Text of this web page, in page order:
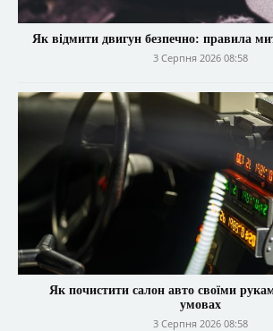
Як відмити двигун безпечно: правила
3 Серпня 2026 08:58
Як почистити салон авто своїми
умовах
3 Серпня 2026 08:58